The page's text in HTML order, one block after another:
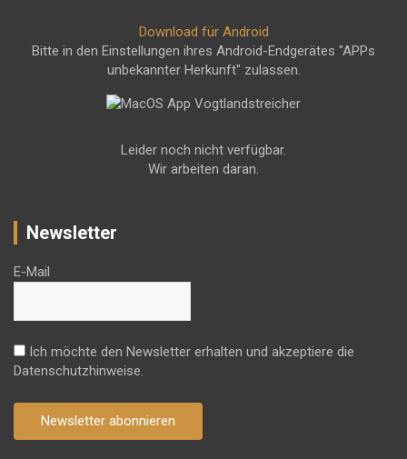
Download für Android
Bitte in den Einstellungen ihres Android-Endgerätes "APPs
unbekannter Herkunft" zulassen.
Leider noch nicht verfügbar.
Wir arbeiten daran.
Newsletter
E-Mail
Ich möchte den Newsletter erhalten und akzeptiere die
Datenschutzhinweise.
Newsletter abonnieren